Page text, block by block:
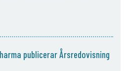
publicerar Årsredovisning